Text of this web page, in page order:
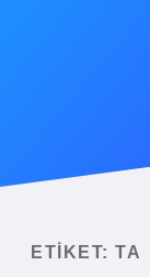
ETIKET: TA